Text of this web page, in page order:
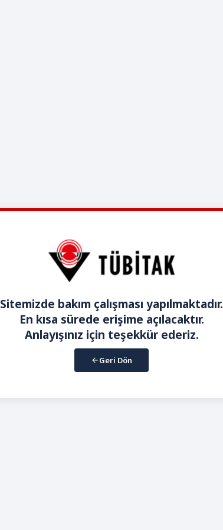
Sitemizde bakım çalışması yapılmaktadır.
En kısa sürede erişime açılacaktır.
Anlayışınız için teşekkür ederiz.
Geri Dön